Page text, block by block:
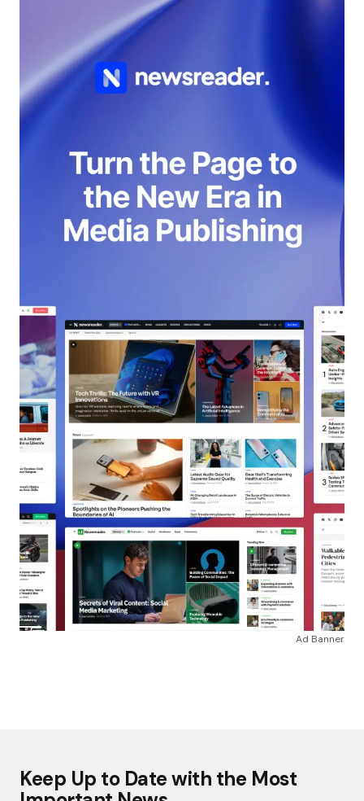
Ad Banner
Keep Up to Date with the Most